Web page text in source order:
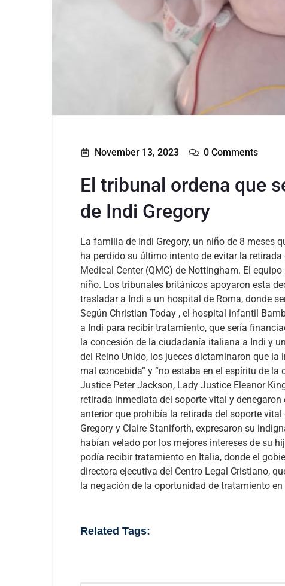
November 13, 2023 0 Comments
El tribunal ordena que
de Indi Gregory
La familia de Indi Gregory, un niño de 8 meses
ha perdido su último intento de evitar la retirada
Medical Center (QMC) de Nottingham. El
niño. Los tribunales británicos apoyaron esta
trasladar a Indi a un hospital de Roma, donde
Según Christian Today , el hospital infantil
a Indi para recibir tratamiento, que sería
la concesión de la ciudadanía italiana a Indi y
del Reino Unido, los jueces dictaminaron que
mal concebida” y “no estaba en el espíritu de la
Justice Peter Jackson, Lady Justice Eleanor
retirada inmediata del soporte vital y
anterior que prohibía la retirada del soporte vital
Gregory y Claire Staniforth, expresaron su
habían velado por los mejores intereses de su
podía recibir tratamiento en Italia, donde el
directora ejecutiva del Centro Legal Cristiano,
la negación de la oportunidad de tratamiento en
Related Tags: